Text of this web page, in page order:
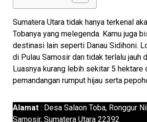
Sumatera Utara tidak hanya terkenal
Tobanya yang melegenda. Kamu juga
destinasi lain seperti Danau Sidihoni.
di Pulau Samosir dan tidak terlalu jauh
Luasnya kurang lebih sekitar 5 hektare
pemandangan rumput hijau serta
Alamat: Desa Salaon Toba, Ronggur
Samosir, Sumatera Utara 22392